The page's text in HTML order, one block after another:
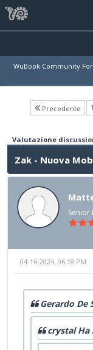
WuBook Community
Precedente 1
Valutazione
Zak - Nuova
Senior
04-16-2024, 06:18 PM
Gerardo De
crystal